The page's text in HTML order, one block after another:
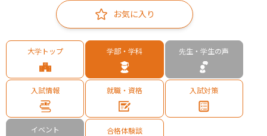
お気に入り
大学トップ 学部・学科 先生・学生の声
入試情報 就職・資格 入試対策
イベント 合格体験談